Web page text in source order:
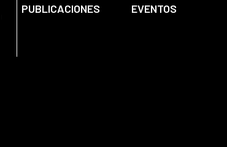
PUBLICACIONES
EVENTOS